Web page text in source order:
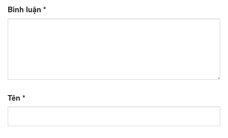
Bình luận *
Tên *